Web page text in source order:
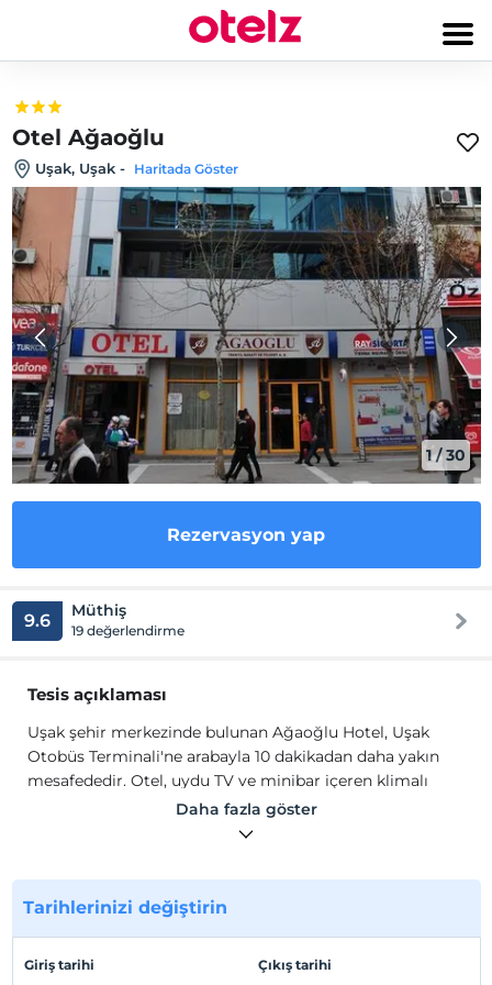
Otel Ağaoğlu
Uşak, Uşak - Haritada Göster
1/30
Rezervasyon yap
9.6 Müthiş
19 değerlendirme
Tesis açıklaması
Uşak şehir merkezinde bulunan Ağaoğlu Hotel, Uşak
Otobüs Terminali'ne arabayla 10 dakikadan daha yakın
mesafededir. Otel, uydu TV ve minibar içeren klimalı
konaklama birimlerinin yanı sıra ücretsiz Wi-Fi erişimi
sunmaktadır. Hotel Ağaoğlu'nun odaları sade
malzemeleri ve saç kurutma makinesi içeren özel banyo
vardır. Ayrıca kasa da standarttır. Günlük kahvaltı açık
Otobüs Terminali'ne arabayla 10 dakikadan daha yakın
Daha fazla göster
Tarihlerinizi değiştirin
Giriş tarihi Çıkış tarihi